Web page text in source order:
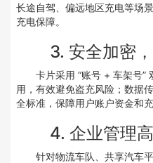
长途自驾、偏远地区充电等场
充电保障。
3. 安全加密
卡片采用 “账号 + 车架号”
用，有效避免盗充风险；数据
全标准，保障用户账户资金和
4. 企业管理
针对物流车队、共享汽车